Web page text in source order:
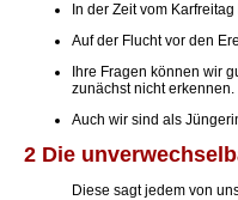
In der Zeit vom
Auf der Flucht vor den
Ihre Fragen können wir
zunächst nicht
Auch wir sind als
2 Die
Diese sagt jedem von